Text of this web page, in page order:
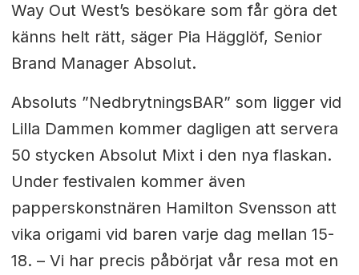
Way Out West’s besökare som får göra det
känns helt rätt, säger Pia Hägglöf, Senior
Brand Manager Absolut.
Absoluts ”NedbrytningsBAR” som ligger vid
Lilla Dammen kommer dagligen att servera
50 stycken Absolut Mixt i den nya flaskan.
Under festivalen kommer även
papperskonstnären Hamilton Svensson att
vika origami vid baren varje dag mellan 15-
18. – Vi har precis påbörjat vår resa mot en